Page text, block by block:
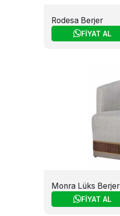
Rodesa Berjer
FİYAT AL
Monra Lüks Berjer
FİYAT AL